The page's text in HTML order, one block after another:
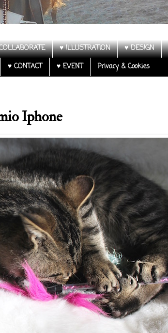
♥ ILLUSTRATION ♥ DESIGN
♥ CONTACT ♥ EVENT Privacy & Cookies
Iphone